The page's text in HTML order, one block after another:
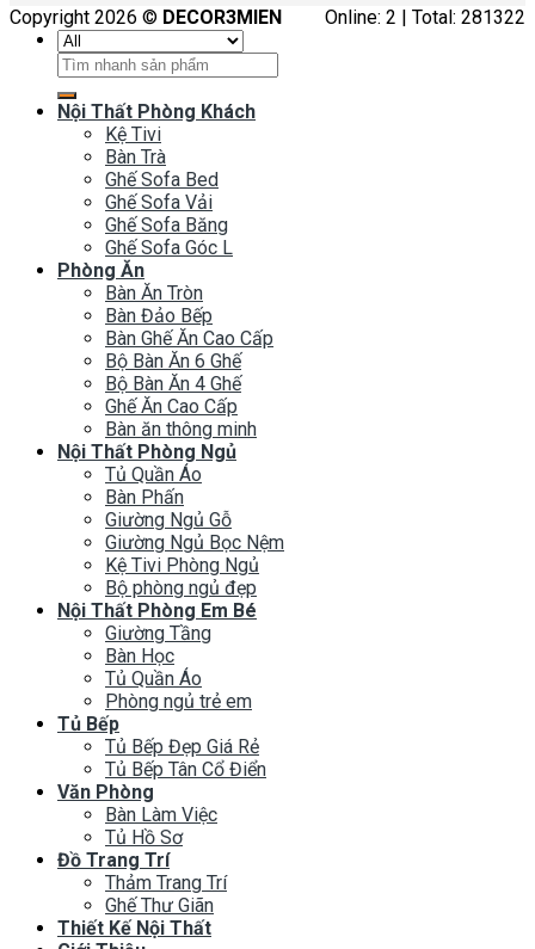
Online: 2 | Total: 281322
Copyright 2026 © DECOR3MIEN
Tìm
kiếm:
Nội Thất Phòng Khách
Kệ Tivi
Bàn Trà
Ghế Sofa Bed
Ghế Sofa Vải
Ghế Sofa Băng
Ghế Sofa Góc L
Phòng Ăn
Bàn Ăn Tròn
Bàn Đảo Bếp
Bàn Ghế Ăn Cao Cấp
Bộ Bàn Ăn 6 Ghế
Bộ Bàn Ăn 4 Ghế
Ghế Ăn Cao Cấp
Bàn ăn thông minh
Nội Thất Phòng Ngủ
Tủ Quần Áo
Bàn Phấn
Giường Ngủ Gỗ
Giường Ngủ Bọc Nệm
Kệ Tivi Phòng Ngủ
Bộ phòng ngủ đẹp
Nội Thất Phòng Em Bé
Giường Tầng
Bàn Học
Tủ Quần Áo
Phòng ngủ trẻ em
Tủ Bếp
Tủ Bếp Đẹp Giá Rẻ
Tủ Bếp Tân Cổ Điển
Văn Phòng
Bàn Làm Việc
Tủ Hồ Sơ
Đồ Trang Trí
Thảm Trang Trí
Ghế Thư Giãn
Thiết Kế Nội Thất